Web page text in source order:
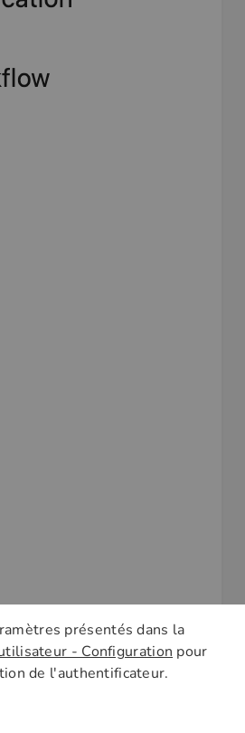
présentés dans la
- Configuration pour
de l'authentificateur.